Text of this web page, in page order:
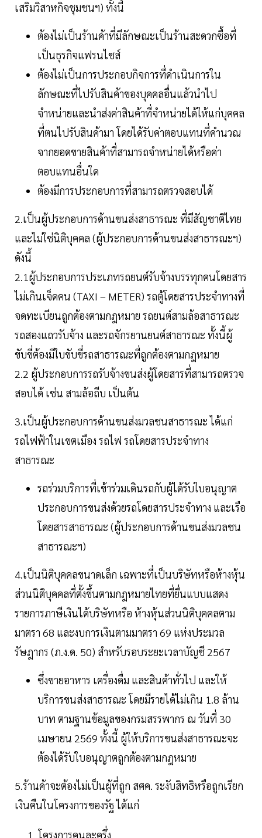
เสริมวิสาหกิจชุมชนฯ) ทั้งนี้
ต้องไม่เป็นร้านค้าที่มีลักษณะเป็นร้านสะดวกซื้อที่
เป็นธุรกิจแฟรนไชส์
ต้องไม่เป็นการประกอบกิจการที่ดำเนินการใน
ลักษณะที่ไปรับสินค้าของบุคคลอื่นแล้วนำไป
จำหน่ายและนำส่งค่าสินค้าที่จำหน่ายได้ให้แก่บุคคล
ที่ตนไปรับสินค้ามา โดยได้รับค่าตอบแทนที่คำนวณ
จากยอดขายสินค้าที่สามารถจำหน่ายได้หรือค่า
ตอบแทนอื่นใด
ต้องมีการประกอบการที่สามารถตรวจสอบได้
2.เป็นผู้ประกอบการด้านขนส่งสาธารณะ ที่มีสัญชาติไทย
และไม่ใช่นิติบุคคล (ผู้ประกอบการด้านขนส่งสาธารณะฯ)
ดังนี้
2.1ผู้ประกอบการประเภทรถยนต์รับจ้างบรรทุกคนโดยสาร
ไม่เกินเจ็ดคน (TAXI – METER) รถตู้โดยสารประจำทางที่
จดทะเบียนถูกต้องตามกฎหมาย รถยนต์สามล้อสาธารณะ
รถสองแถวรับจ้าง และรถจักรยานยนต์สาธารณะ ทั้งนี้ผู้
ขับขี่ต้องมีใบขับขี่รถสาธารณะที่ถูกต้องตามกฎหมาย
2.2 ผู้ประกอบการรถรับจ้างขนส่งผู้โดยสารที่สามารถตรวจ
สอบได้ เช่น สามล้อถีบ เป็นต้น
3.เป็นผู้ประกอบการด้านขนส่งมวลชนสาธารณะ ได้แก่
รถไฟฟ้าในเขตเมือง รถไฟ รถโดยสารประจำทาง
สาธารณะ
รถร่วมบริการที่เข้าร่วมเดินรถกับผู้ได้รับใบอนุญาต
ประกอบการขนส่งด้วยรถโดยสารประจำทาง และเรือ
โดยสารสาธารณะ (ผู้ประกอบการด้านขนส่งมวลชน
สาธารณะฯ)
4.เป็นนิติบุคคลขนาดเล็ก เฉพาะที่เป็นบริษัทหรือห้างหุ้น
ส่วนนิติบุคคลที่ตั้งขึ้นตามกฎหมายไทยที่ยื่นแบบแสดง
รายการภาษีเงินได้บริษัทหรือ ห้างหุ้นส่วนนิติบุคคลตาม
มาตรา 68 และงบการเงินตามมาตรา 69 แห่งประมวล
รัษฎากร (ภ.ง.ด. 50) สำหรับรอบระยะเวลาบัญชี 2567
ซึ่งขายอาหาร เครื่องดื่ม และสินค้าทั่วไป และให้
บริการขนส่งสาธารณะ โดยมีรายได้ไม่เกิน 1.8 ล้าน
บาท ตามฐานข้อมูลของกรมสรรพากร ณ วันที่ 30
เมษายน 2569 ทั้งนี้ ผู้ให้บริการขนส่งสาธารณะจะ
ต้องได้รับใบอนุญาตถูกต้องตามกฎหมาย
5.ร้านค้าจะต้องไม่เป็นผู้ที่ถูก สศค. ระงับสิทธิหรือถูกเรียก
เงินคืนในโครงการของรัฐ ได้แก่
โครงการคนละครึ่ง